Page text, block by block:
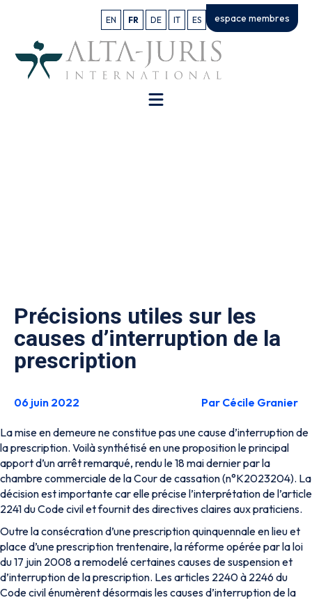
EN FR DE IT ES espace membres
Précisions utiles sur les
causes d’interruption de la
prescription
06 juin 2022 Par Cécile Granier
La mise en demeure ne constitue pas une cause d’interruption de
la prescription. Voilà synthétisé en une proposition le principal
apport d’un arrêt remarqué, rendu le 18 mai dernier par la
chambre commerciale de la Cour de cassation (n°K2023204). La
décision est importante car elle précise l’interprétation de l’article
2241 du Code civil et fournit des directives claires aux praticiens.
Outre la consécration d’une prescription quinquennale en lieu et
place d’une prescription trentenaire, la réforme opérée par la loi
du 17 juin 2008 a remodelé certaines causes de suspension et
d’interruption de la prescription. Les articles 2240 à 2246 du
Code civil énumèrent désormais les causes d’interruption de la